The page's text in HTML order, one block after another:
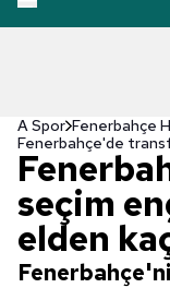
A Spor Fenerbahçe
Fenerbahçe'de
seçim
elden